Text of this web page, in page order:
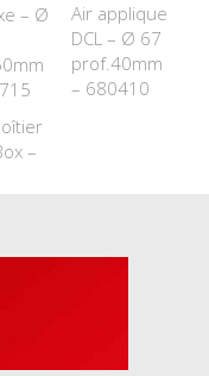
– Ø
–
Air applique
DCL – Ø 67
prof.40mm
– 680410